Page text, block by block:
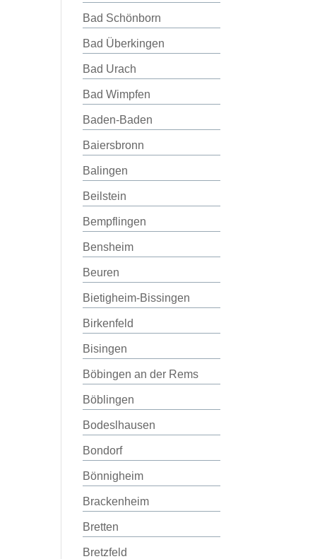
Bad Schönborn
Bad Überkingen
Bad Urach
Bad Wimpfen
Baden-Baden
Baiersbronn
Balingen
Beilstein
Bempflingen
Bensheim
Beuren
Bietigheim-Bissingen
Birkenfeld
Bisingen
Böbingen an der Rems
Böblingen
Bodeslhausen
Bondorf
Bönnigheim
Brackenheim
Bretten
Bretzfeld